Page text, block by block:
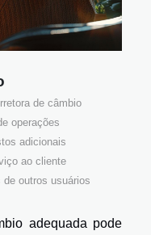
de câmbio
operações
adicionais
ao cliente
de outros usuários
adequada pode